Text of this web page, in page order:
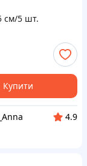
см/5 шт.
Купити
4.9